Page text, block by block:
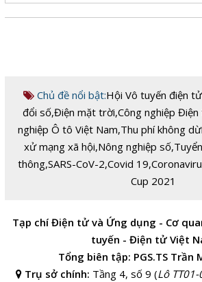
Chủ đề nổi bật:Hội Vô tuyến điện
đổi số,Điện mặt trời,Công nghiệp
nghiệp Ô tô Việt Nam,Thu phí không
xử mạng xã hội,Nông nghiệp số,
thông,SARS-CoV-2,Covid 19,
Cup 2021
Tạp chí Điện tử và Ứng dụng - Cơ
tuyến - Điện tử Việt
Tổng biên tập: PGS.TS Trần
Trụ sở chính: Tầng 4, số 9 (Lô